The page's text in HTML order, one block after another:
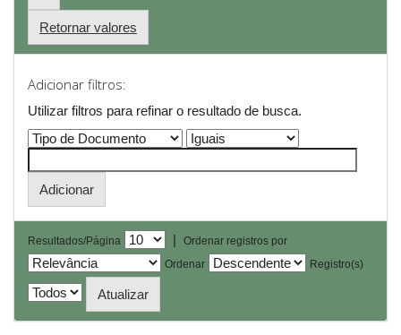
Retornar valores
Adicionar filtros:
Utilizar filtros para refinar o resultado de busca.
Resultados/Página |
Ordenar registros por
Ordenar
Registro(s)